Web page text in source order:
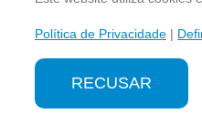
Política de Privacidade |
RECUSAR